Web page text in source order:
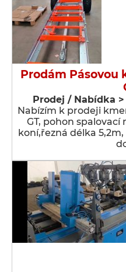
Prodám Pásovou
Prodej / Nabídka
Nabízím k prodeji
GT, pohon spalovací
koní,řezná délka